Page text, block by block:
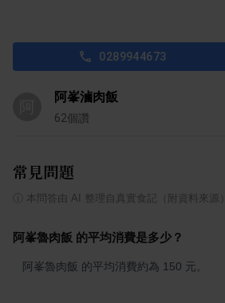
0289944673
阿峯滷肉飯
62個讚
常見問題
本問答由 AI 整理自真實食記（附資料來源）
阿峯魯肉飯 的平均消費是多少？
阿峯魯肉飯 的平均消費約為 150 元。